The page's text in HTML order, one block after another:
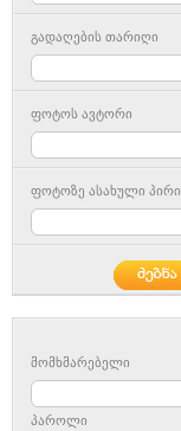
გადაღების თარიღი
ფოტოს ავტორი
ფოტოზე ასახული პირი
მომხმარებელი
პაროლი